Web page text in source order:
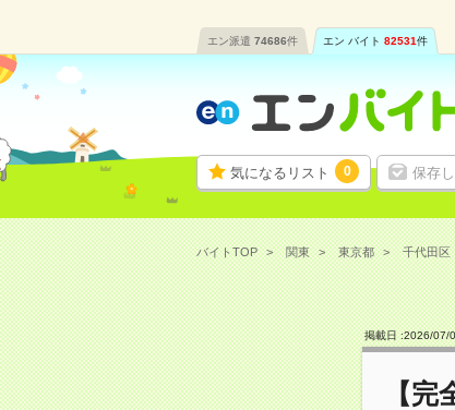
エン派遣 74686件 エン バイト 82531件
気になるリスト 0 保存
バイトTOP 関東 東京都 千代田区
掲載日 :2026/07/
【